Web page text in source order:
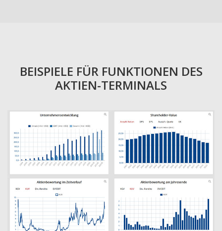
BEISPIELE FÜR FUNKTIONEN DES
AKTIEN-TERMINALS